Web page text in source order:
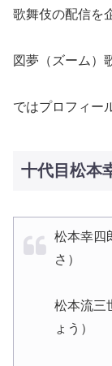
歌舞伎の配信を
図夢（ズーム）
ではプロフィー
十代目松本
松本幸四
さ）
松本流三
ょう）